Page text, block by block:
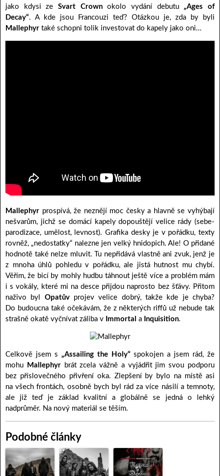
jako kdysi ze Svart Crownokolo vydání debutu„Ages of
Decay“. A kde jsou Francouzi teď? Otázkou je, zda by byli
Mallephyr také schopni tolik investovat do kapely jako oni…
Mallephyr prospívá, že neznějí moc česky a hlavně se vyhýbají
nešvarům, jichž se domácí kapely dopouštějí velice rády (sebe-
parodizace, umělost, levnost). Grafika desky je v pořádku, texty
rovněž, „nedostatky“ nalezne jen velký hnidopich. Ale! O přidané
hodnotě také nelze mluvit. Tu nepřidává vlastně ani zvuk, jenž je
z mnoha úhlů pohledu v pořádku, ale jistá hutnost mu chybí.
Věřím, že bicí by mohly hudbu táhnout ještě více a problém mám
i s vokály, které mi na desce přijdou naprosto bez šťávy. Přitom
naživo byl Opatůvprojev velice dobrý, takže kde je chyba?
Do budoucna také očekávám, že z některých riffů už nebude tak
strašně okatě vyčnívat záliba v Immortal a Inquisition.
Celkově jsem s „Assailing the Holy“ spokojen a jsem rád, že
mohu
Mallephyrbrát zcela vážně a vyjádřit jim svou podporu
bez příslovečného přivření oka. Zlepšení by bylo na místě asi
na všech frontách, osobně bych byl rád za více násilí a temnoty,
ale již teď je základ kvalitní a globálně se jedná o lehký
nadprůměr. Na nový materiál se těším.
Podobné články